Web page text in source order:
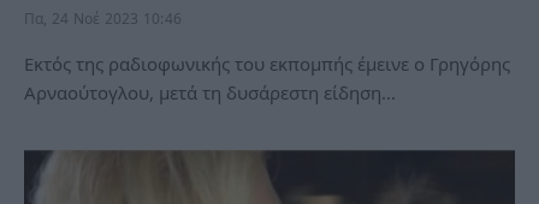
Πα, 24 Νοέ 2023 10:46
Εκτός της ραδιοφωνικής του εκπομπής έμεινε ο Γρηγόρης
Αρναούτογλου, μετά τη δυσάρεστη είδηση…